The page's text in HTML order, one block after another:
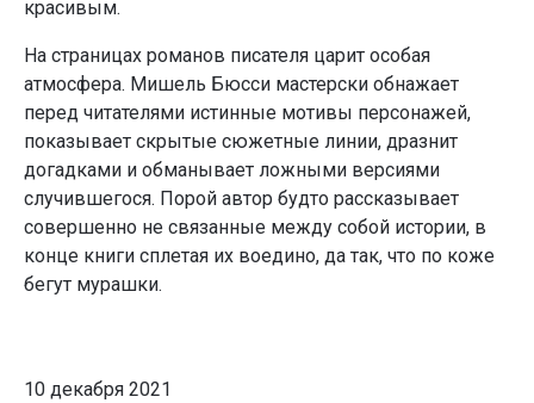
красивым.
На страницах романов писателя царит особая
атмосфера. Мишель Бюсси мастерски обнажает
перед читателями истинные мотивы персонажей,
показывает скрытые сюжетные линии, дразнит
догадками и обманывает ложными версиями
случившегося. Порой автор будто рассказывает
совершенно не связанные между собой истории, в
конце книги сплетая их воедино, да так, что по коже
бегут мурашки.
10 декабря 2021